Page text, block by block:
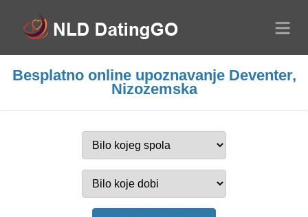
Besplatno online upoznavanje Deventer,
Nizozemska